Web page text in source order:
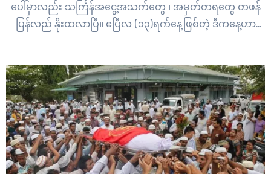
ပေါ်မှာလည်း သင်္ကြန်အငွေ့အသက်တွေ ၊ အမှတ်တရတွေ တဖန်
ပြန်လည် နိုးထလာပြီ။ ဧပြီလ (၁၃)ရက်နေ့ဖြစ်တဲ့ ဒီကနေ့ဟာ